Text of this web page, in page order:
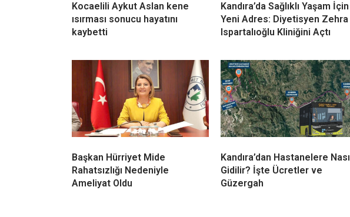
Kocaelili Aykut Aslan kene
ısırması sonucu hayatını
kaybetti
Kandıra’da Sağlıklı Yaşam İçin
Yeni Adres: Diyetisyen Zehra
Ispartalıoğlu Kliniğini Açtı
Başkan Hürriyet Mide
Rahatsızlığı Nedeniyle
Ameliyat Oldu
Kandıra’dan Hastanelere Nasıl
Gidilir? İşte Ücretler ve
Güzergah